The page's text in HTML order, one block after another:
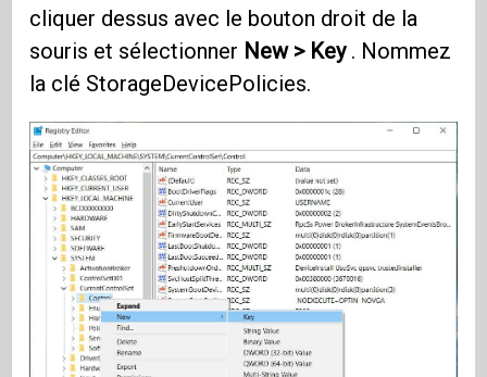
cliquer dessus avec le bouton droit de la
souris et sélectionner New > Key. Nommez
la clé StorageDevicePolicies.